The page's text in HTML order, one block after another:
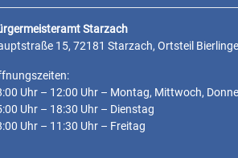
Starzach
15, 72181 Starzach, Ortsteil
Uhr – 12:00 Uhr – Montag, Mittwoch,
Uhr – 18:30 Uhr – Dienstag
Uhr – 11:30 Uhr – Freitag